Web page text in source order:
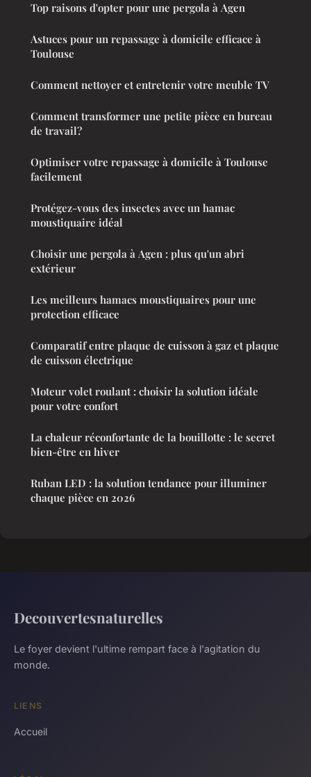
Top raisons d'opter pour une pergola à Agen
Astuces pour un repassage à domicile efficace à
Toulouse
Comment nettoyer et entretenir votre meuble TV
Comment transformer une petite pièce en bureau
de travail?
Optimiser votre repassage à domicile à Toulouse
facilement
Protégez-vous des insectes avec un hamac
moustiquaire idéal
Choisir une pergola à Agen : plus qu'un abri
extérieur
Les meilleurs hamacs moustiquaires pour une
protection efficace
Comparatif entre plaque de cuisson à gaz et plaque
de cuisson électrique
Moteur volet roulant : choisir la solution idéale
pour votre confort
La chaleur réconfortante de la bouillotte : le secret
bien-être en hiver
Ruban LED : la solution tendance pour illuminer
chaque pièce en 2026
Decouvertesnaturelles
Le foyer devient l'ultime rempart face à l'agitation du
monde.
LIENS
Accueil